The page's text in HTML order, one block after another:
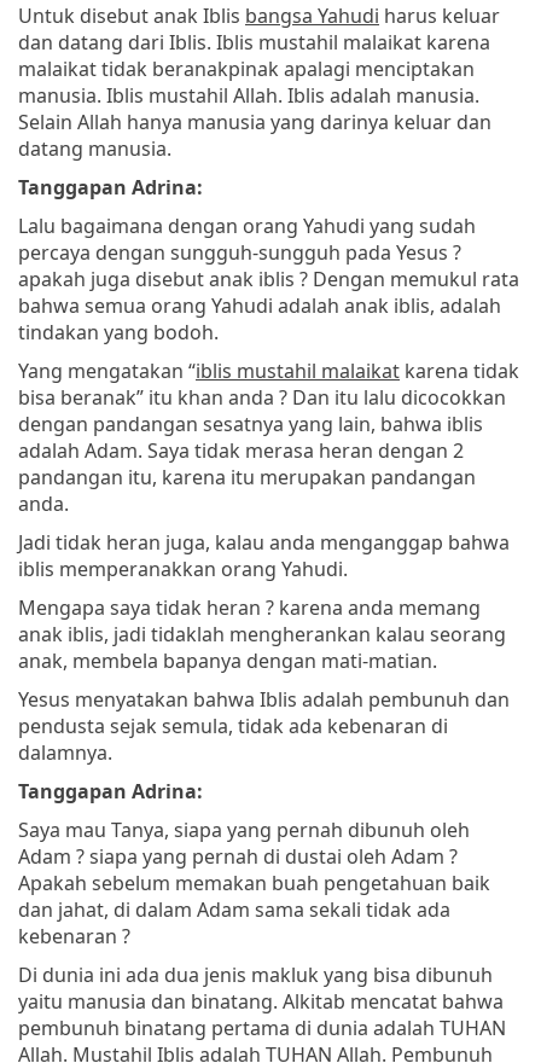
Untuk disebut anak Iblis bangsa Yahudi harus keluar
dan datang dari Iblis. Iblis mustahil malaikat karena
malaikat tidak beranakpinak apalagi menciptakan
manusia. Iblis mustahil Allah. Iblis adalah manusia.
Selain Allah hanya manusia yang darinya keluar dan
datang manusia.
Tanggapan Adrina:
Lalu bagaimana dengan orang Yahudi yang sudah
percaya dengan sungguh-sungguh pada Yesus ?
apakah juga disebut anak iblis ? Dengan memukul rata
bahwa semua orang Yahudi adalah anak iblis, adalah
tindakan yang bodoh.
Yang mengatakan “iblis mustahil malaikat karena tidak
bisa beranak” itu khan anda ? Dan itu lalu dicocokkan
dengan pandangan sesatnya yang lain, bahwa iblis
adalah Adam. Saya tidak merasa heran dengan 2
pandangan itu, karena itu merupakan pandangan
anda.
Jadi tidak heran juga, kalau anda menganggap bahwa
iblis memperanakkan orang Yahudi.
Mengapa saya tidak heran ? karena anda memang
anak iblis, jadi tidaklah mengherankan kalau seorang
anak, membela bapanya dengan mati-matian.
Yesus menyatakan bahwa Iblis adalah pembunuh dan
pendusta sejak semula, tidak ada kebenaran di
dalamnya.
Tanggapan Adrina:
Saya mau Tanya, siapa yang pernah dibunuh oleh
Adam ? siapa yang pernah di dustai oleh Adam ?
Apakah sebelum memakan buah pengetahuan baik
dan jahat, di dalam Adam sama sekali tidak ada
kebenaran ?
Di dunia ini ada dua jenis makluk yang bisa dibunuh
yaitu manusia dan binatang. Alkitab mencatat bahwa
pembunuh binatang pertama di dunia adalah TUHAN
Allah. Mustahil Iblis adalah TUHAN Allah. Pembunuh